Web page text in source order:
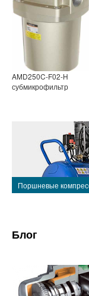
AMD250C-F02-H
субмикрофильтр
Поршневые
Блог